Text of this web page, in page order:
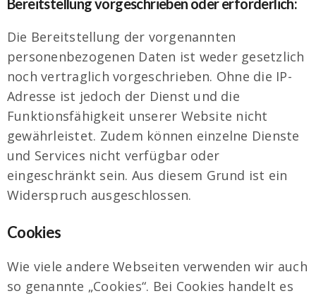
Die Bereitstellung der vorgenannten
personenbezogenen Daten ist weder gesetzlich
noch vertraglich vorgeschrieben. Ohne die IP-
Adresse ist jedoch der Dienst und die
Funktionsfähigkeit unserer Website nicht
gewährleistet. Zudem können einzelne Dienste
und Services nicht verfügbar oder
eingeschränkt sein. Aus diesem Grund ist ein
Widerspruch ausgeschlossen.
Cookies
Wie viele andere Webseiten verwenden wir auch
so genannte „Cookies“. Bei Cookies handelt es